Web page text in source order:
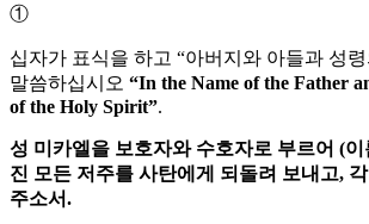
①
십자가 표식을 하고 “아버지와 아들과 성
말씀하십시오 “In the Name of the Father
of the Holy Spirit”.
성 미카엘 을 보호자와 수호자로 부르어 (이
진 모든 저주를 사탄에게 되돌려 보내고,
주소서.